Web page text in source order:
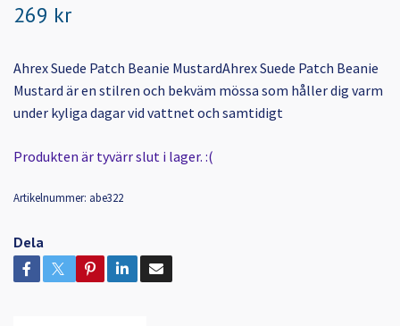
269 kr
Ahrex Suede Patch Beanie MustardAhrex Suede Patch Beanie
Mustard är en stilren och bekväm mössa som håller dig varm
under kyliga dagar vid vattnet och samtidigt
Produkten är tyvärr slut i lager. :(
Artikelnummer: abe322
Dela